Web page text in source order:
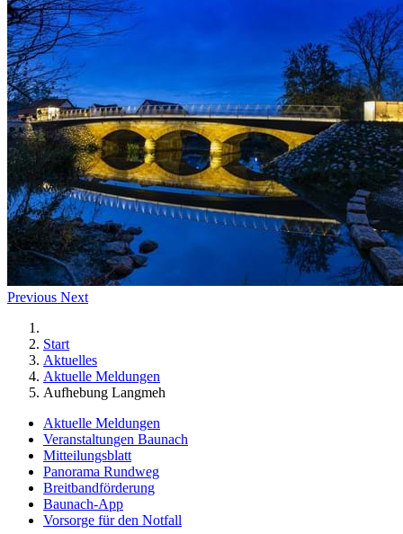
Previous Next
Start
Aktuelles
Aktuelle Meldungen
Aufhebung Langmeh
Aktuelle Meldungen
Veranstaltungen Baunach
Mitteilungsblatt
Panorama Rundweg
Breitbandförderung
Baunach-App
Vorsorge für den Notfall